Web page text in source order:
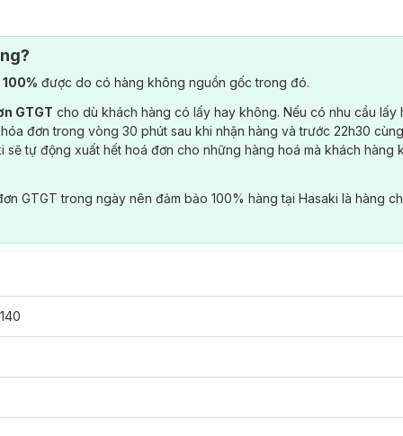
được do có hàng không nguồn gốc trong đó.
GTGT cho dù khách hàng có lấy hay không. Nếu có nhu cầu lấy
đơn trong vòng 30 phút sau khi nhận hàng và trước 22h30
sẽ tự động xuất hết hoá đơn cho những hàng hoá mà khách hàng
GTGT trong ngày nên đảm bảo 100% hàng tại Hasaki là hàng